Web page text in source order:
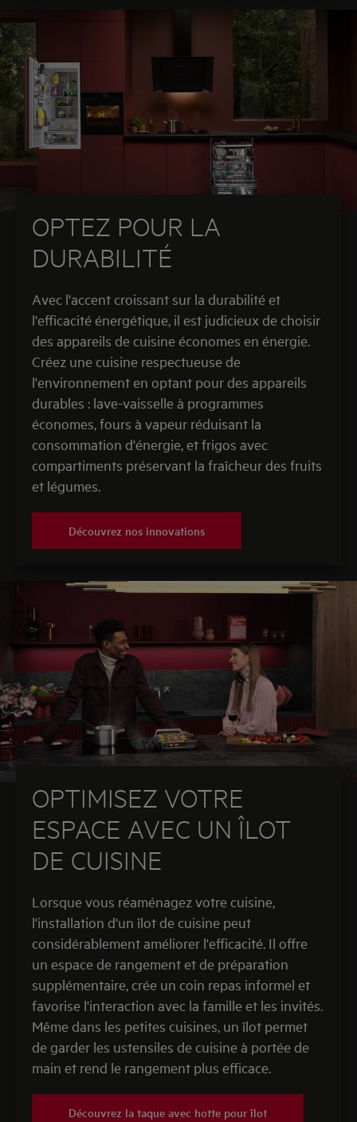
OPTEZ POUR LA
DURABILITÉ
Avec l'accent croissant sur la durabilité et
l'efficacité énergétique, il est judicieux de choisir
des appareils de cuisine économes en énergie.
Créez une cuisine respectueuse de
l'environnement en optant pour des appareils
durables : lave-vaisselle à programmes
économes, fours à vapeur réduisant la
consommation d'énergie, et frigos avec
compartiments préservant la fraîcheur des fruits
et légumes.
Découvrez nos innovations
OPTIMISEZ VOTRE
ESPACE AVEC UN ÎLOT
DE CUISINE
Lorsque vous réaménagez votre cuisine,
l'installation d'un îlot de cuisine peut
considérablement améliorer l'efficacité. Il offre
un espace de rangement et de préparation
supplémentaire, crée un coin repas informel et
favorise l'interaction avec la famille et les invités.
Même dans les petites cuisines, un îlot permet
de garder les ustensiles de cuisine à portée de
main et rend le rangement plus efficace.
Découvrez la taque avec hotte pour îlot